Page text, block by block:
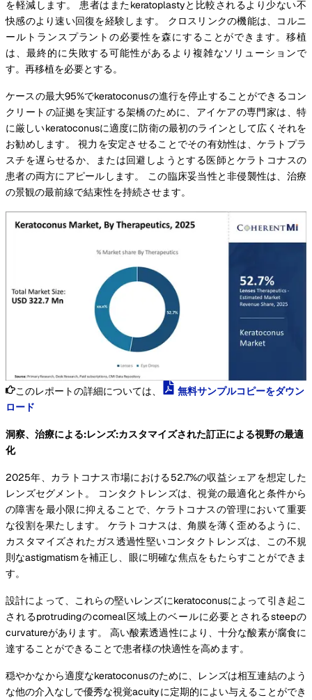
を軽減します。 患者はまたkeratoplastyと比較されるより少ない不
快感のより速い回復を経験します。 クロスリンクの機能は、コルニ
ールトランスプラントの必要性を森にすることができます。移植
は、最終的に失敗する可能性があるより複雑なソリューションで
す。再移植を必要とする。
ケースの最大95%でkeratoconusの進行を停止することができるコン
クリートの証拠を実証する架橋のために、アイケアの専門家は、特
に厳しいkeratoconusに適度に防衛の最初のラインとして広くそれを
お勧めします。 視力を安定させることでその有効性は、ケラトプラ
スチを遅らせるか、または回避しようとする医師とケラトコナスの
患者の両方にアピールします。 この臨床妥当性と非侵襲性は、治療
の景観の最前線で結束性を持続させます。
このレポートの詳細については、
無料サンプルコピーをダウン
ロード
洞察、治療による:レンズ:カスタマイズされた訂正による視野の最適
化
2025年、カラトコナス市場における52.7%の収益シェアを想定した
レンズセグメント。 コンタクトレンズは、視覚の最適化と条件から
の障害を最小限に抑えることで、ケラトコナスの管理において重要
な役割を果たします。 ケラトコナスは、角膜を薄く歪めるように、
カスタマイズされたガス透過性堅いコンタクトレンズは、この不規
則なastigmatismを補正し、眼に明確な焦点をもたらすことができま
す。
設計によって、これらの堅いレンズにkeratoconusによって引き起こ
されるprotrudingのcorneal区域上のベールに必要とされるsteepの
curvatureがあります。 高い酸素透過性により、十分な酸素が腐食に
達することができることで患者様の快適性を高めます。
穏やかなから適度なkeratoconusのために、レンズは相互連結のよう
な他の介入なしで優秀な視覚acuityに定期的によい与えることができ